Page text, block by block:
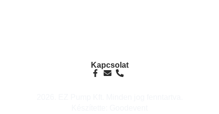
Kapcsolat